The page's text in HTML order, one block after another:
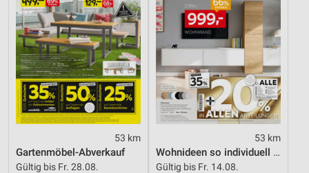
53 km
Gartenmöbel-Abverkauf
Gültig bis Fr. 28.08.
53 km
Wohnideen so individuell wie du!
Gültig bis Fr. 14.08.